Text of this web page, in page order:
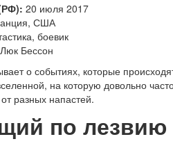
20 июля 2017
США
боевик
Люк Бессон
о событиях, которые
на которую довольно
разных напастей.
по лезвию